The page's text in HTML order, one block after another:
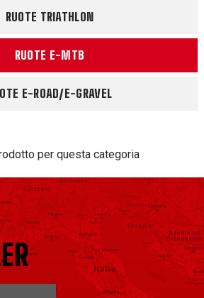
RUOTE TRIATHLON
RUOTE E-MTB
E-ROAD/E-GRAVEL
per questa categoria